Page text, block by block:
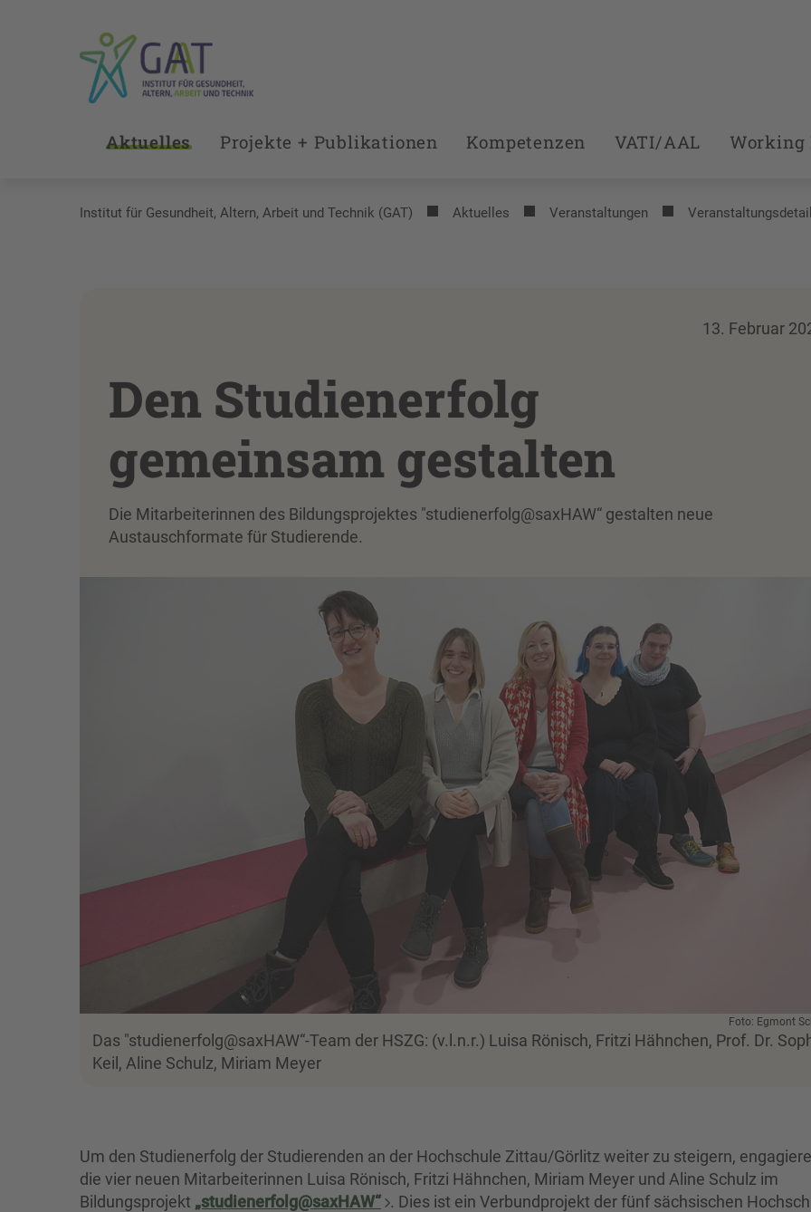
Aktuelles Projekte + Publikationen Kompetenzen VATI/AAL Working
Institut für Gesundheit, Altern, Arbeit und Technik (GAT) Aktuelles Veranstaltungen
13. Februar
Den Studienerfolg
gemeinsam gestalten
Die Mitarbeiterinnen des Bildungsprojektes "studienerfolg@saxHAW“ gestalten neue
Austauschformate für Studierende.
Foto: Egmont
Das "studienerfolg@saxHAW“-Team der HSZG: (v.l.n.r.) Luisa Rönisch, Fritzi Hähnchen, Prof. Dr.
Keil, Aline Schulz, Miriam Meyer
Um den Studienerfolg der Studierenden an der Hochschule Zittau/Görlitz weiter zu steigern,
die vier neuen Mitarbeiterinnen Luisa Rönisch, Fritzi Hähnchen, Miriam Meyer und Aline Schulz im
Bildungsprojekt „studienerfolg@saxHAW“ . Dies ist ein Verbundprojekt der fünf sächsischen